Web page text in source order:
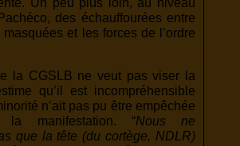
Un peu plus loin, au niveau
des échauffourées entre
et les forces de l’ordre
la CGSLB ne veut pas viser la
qu’il est incompréhensible
n’ait pas pu être empêchée
la manifestation. “Nous ne
que la tête (du cortège, NDLR)